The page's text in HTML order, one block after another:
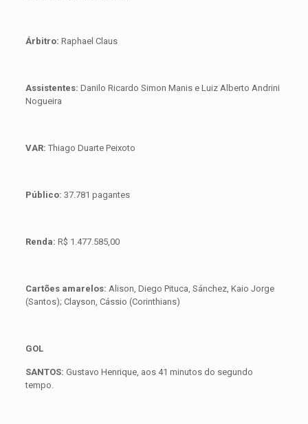
Árbitro: Raphael Claus
Assistentes: Danilo Ricardo Simon Manis e Luiz Alberto Andrini
Nogueira
VAR: Thiago Duarte Peixoto
Público: 37.781 pagantes
Renda: R$ 1.477.585,00
Cartões amarelos: Alison, Diego Pituca, Sánchez, Kaio Jorge
(Santos); Clayson, Cássio (Corinthians)
GOL
SANTOS: Gustavo Henrique, aos 41 minutos do segundo
tempo.